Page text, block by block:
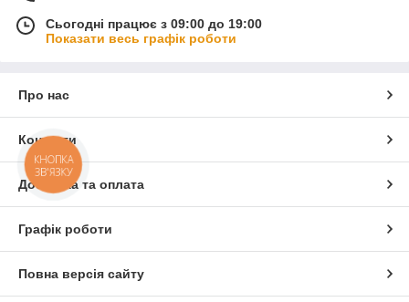
Сьогодні працює з 09:00 до 19:00
Показати весь графік роботи
Про нас
Контакти
Доставка та оплата
Графік роботи
Повна версія сайту
КНОПКА
ЗВ'ЯЗКУ